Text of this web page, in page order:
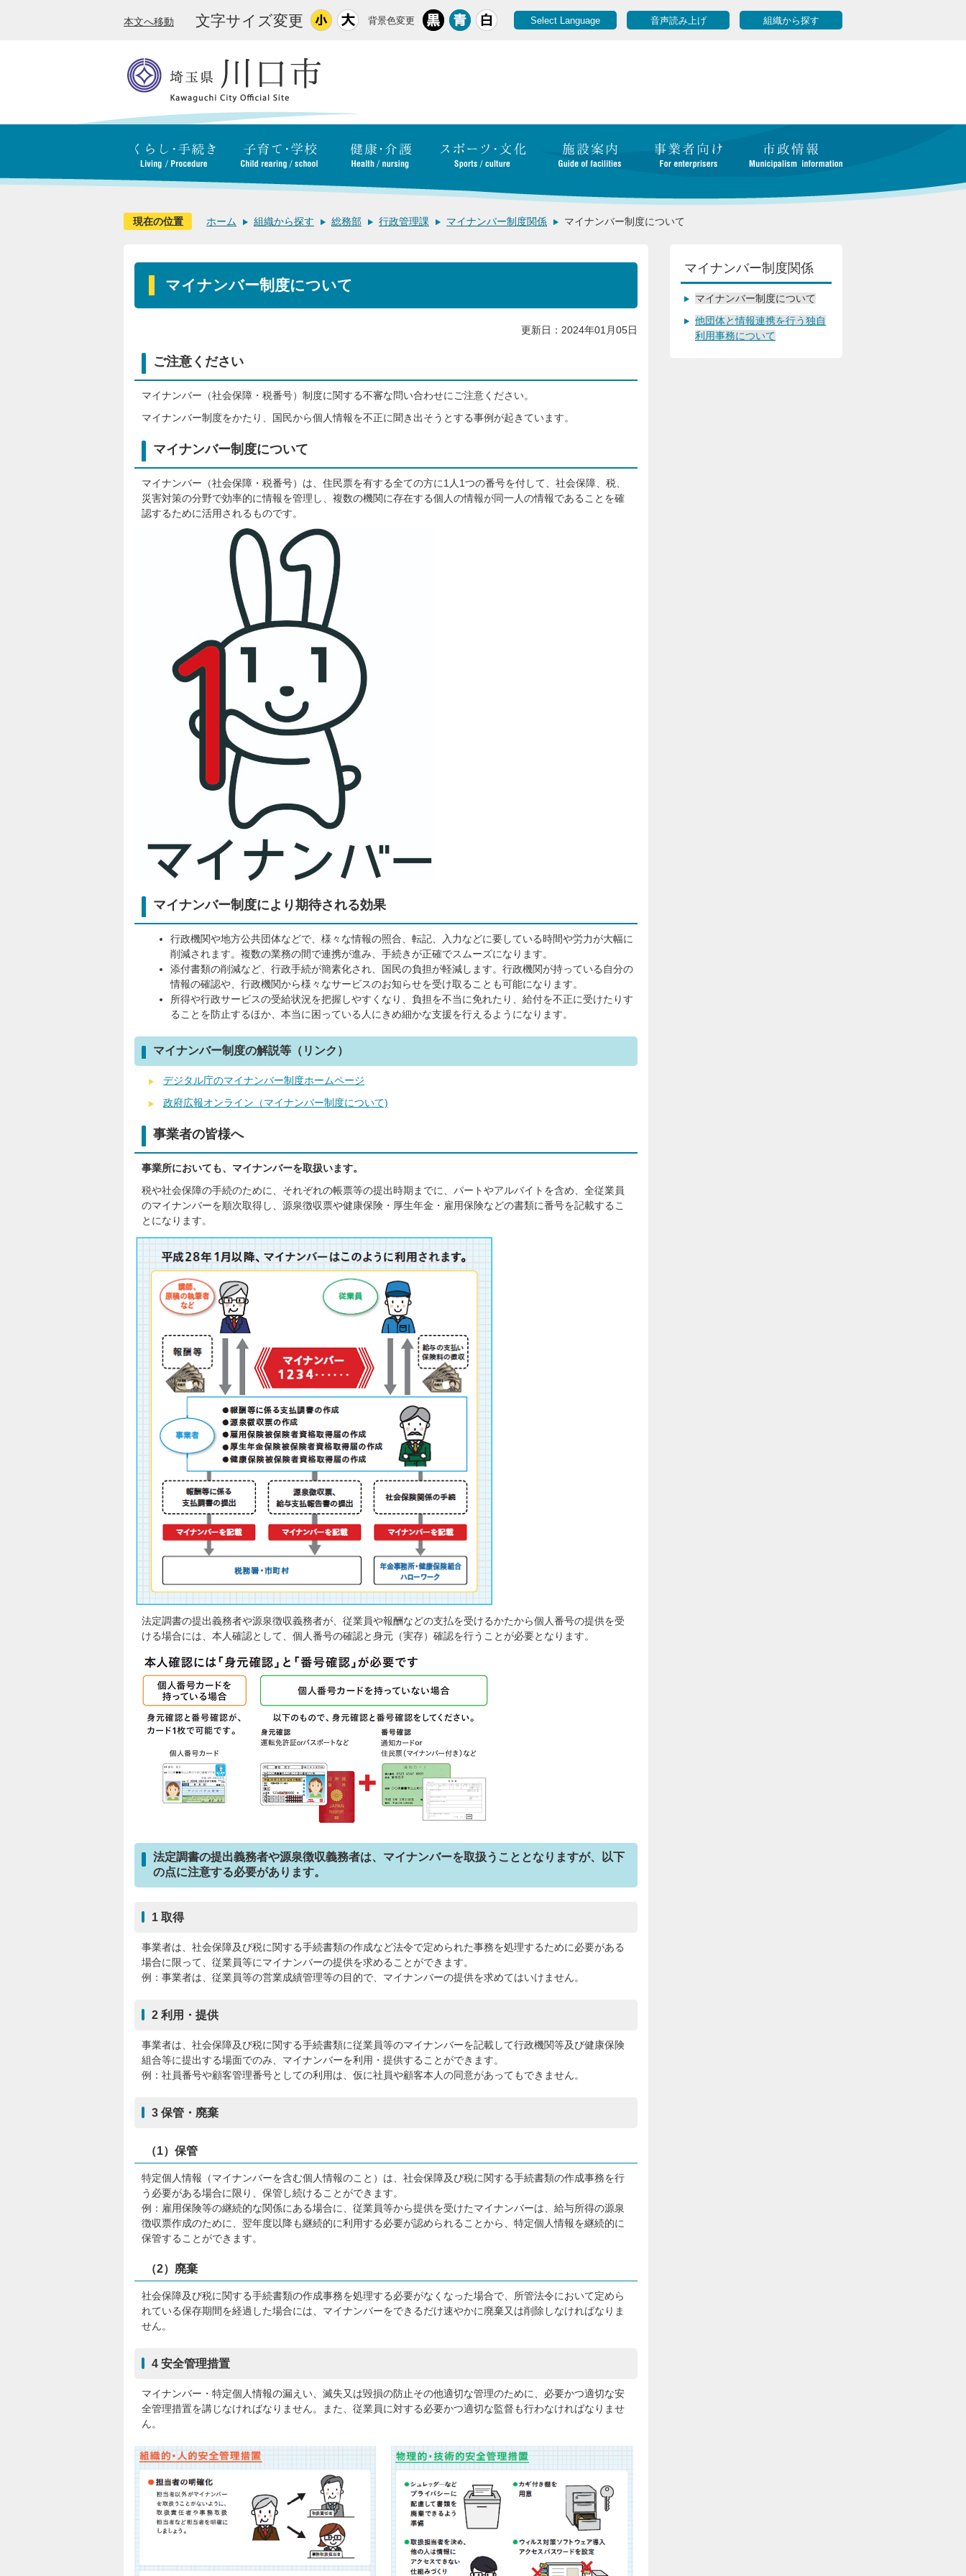
本文へ移動 文字サイズ変更 背景色変更 Select Language 音声読み上げ 組織から探す
現在の位置 ホーム 組織から探す 総務部 行政管理課 マイナンバー制度関係 マイナンバー制度について
マイナンバー制度について
更新日：2024年01月05日
ご注意ください
マイナンバー（社会保障・税番号）制度に関する不審な問い合わせにご注意ください。
マイナンバー制度をかたり、国民から個人情報を不正に聞き出そうとする事例が起きています。
マイナンバー制度について
マイナンバー（社会保障・税番号）は、住民票を有する全ての方に1人1つの番号を付して、社会保障、税、
災害対策の分野で効率的に情報を管理し、複数の機関に存在する個人の情報が同一人の情報であることを確
認するために活用されるものです。
マイナンバー制度により期待される効果
行政機関や地方公共団体などで、様々な情報の照合、転記、入力などに要している時間や労力が大幅に
削減されます。複数の業務の間で連携が進み、手続きが正確でスムーズになります。
添付書類の削減など、行政手続が簡素化され、国民の負担が軽減します。行政機関が持っている自分の
情報の確認や、行政機関から様々なサービスのお知らせを受け取ることも可能になります。
所得や行政サービスの受給状況を把握しやすくなり、負担を不当に免れたり、給付を不正に受けたりす
ることを防止するほか、本当に困っている人にきめ細かな支援を行えるようになります。
マイナンバー制度の解説等（リンク）
デジタル庁のマイナンバー制度ホームページ
政府広報オンライン（マイナンバー制度について)
事業者の皆様へ
事業所においても、マイナンバーを取扱います。
税や社会保障の手続のために、それぞれの帳票等の提出時期までに、パートやアルバイトを含め、全従業員
のマイナンバーを順次取得し、源泉徴収票や健康保険・厚生年金・雇用保険などの書類に番号を記載するこ
とになります。
法定調書の提出義務者や源泉徴収義務者が、従業員や報酬などの支払を受けるかたから個人番号の提供を受
ける場合には、本人確認として、個人番号の確認と身元（実存）確認を行うことが必要となります。
法定調書の提出義務者や源泉徴収義務者は、マイナンバーを取扱うこととなりますが、以下
の点に注意する必要があります。
1 取得
事業者は、社会保障及び税に関する手続書類の作成など法令で定められた事務を処理するために必要がある
場合に限って、従業員等にマイナンバーの提供を求めることができます。
例：事業者は、従業員等の営業成績管理等の目的で、マイナンバーの提供を求めてはいけません。
2 利用・提供
事業者は、社会保障及び税に関する手続書類に従業員等のマイナンバーを記載して行政機関等及び健康保険
組合等に提出する場面でのみ、マイナンバーを利用・提供することができます。
例：社員番号や顧客管理番号としての利用は、仮に社員や顧客本人の同意があってもできません。
3 保管・廃棄
（1）保管
特定個人情報（マイナンバーを含む個人情報のこと）は、社会保障及び税に関する手続書類の作成事務を行
う必要がある場合に限り、保管し続けることができます。
例：雇用保険等の継続的な関係にある場合に、従業員等から提供を受けたマイナンバーは、給与所得の源泉
徴収票作成のために、翌年度以降も継続的に利用する必要が認められることから、特定個人情報を継続的に
保管することができます。
（2）廃棄
社会保障及び税に関する手続書類の作成事務を処理する必要がなくなった場合で、所管法令において定めら
れている保存期間を経過した場合には、マイナンバーをできるだけ速やかに廃棄又は削除しなければなりま
せん。
4 安全管理措置
マイナンバー・特定個人情報の漏えい、滅失又は毀損の防止その他適切な管理のために、必要かつ適切な安
全管理措置を講じなければなりません。また、従業員に対する必要かつ適切な監督も行わなければなりませ
ん。
マイナンバー制度関係
マイナンバー制度について
他団体と情報連携を行う独自
利用事務について